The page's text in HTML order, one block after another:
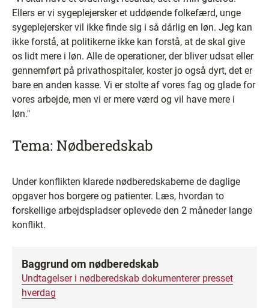
Ellers er vi sygeplejersker et uddøende folkefærd, unge
sygeplejersker vil ikke finde sig i så dårlig en løn. Jeg kan
ikke forstå, at politikerne ikke kan forstå, at de skal give
os lidt mere i løn. Alle de operationer, der bliver udsat eller
gennemført på privathospitaler, koster jo også dyrt, det er
bare en anden kasse. Vi er stolte af vores fag og glade for
vores arbejde, men vi er mere værd og vil have mere i
løn."
Tema: Nødberedskab
Under konflikten klarede nødberedskaberne de daglige
opgaver hos borgere og patienter. Læs, hvordan to
forskellige arbejdspladser oplevede den 2 måneder lange
konflikt.
Baggrund om nødberedskab
Undtagelser i nødberedskab dokumenterer presset
hverdag